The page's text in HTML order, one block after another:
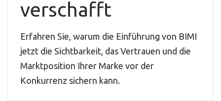
verschafft
Erfahren Sie, warum die Einführung von BIMI
jetzt die Sichtbarkeit, das Vertrauen und die
Marktposition Ihrer Marke vor der
Konkurrenz sichern kann.